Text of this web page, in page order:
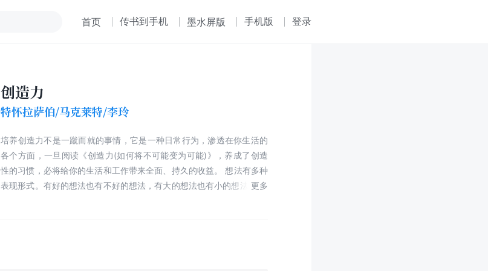
首页 传书到手机 墨水屏版 手机版 登录
创造力
特怀拉萨伯/马克莱特/李玲
培养创造力不是一蹴而就的事情，它是一种日常行为，渗透在你生活的
各个方面，一旦阅读《创造力(如何将不可能变为可能)》，养成了创造
性的习惯，必将给你的生活和工作带来全面、持久的收益。 想法有多种
表现形式。有好的想法也有不好的想法，有大的想法也有小的想法。 本